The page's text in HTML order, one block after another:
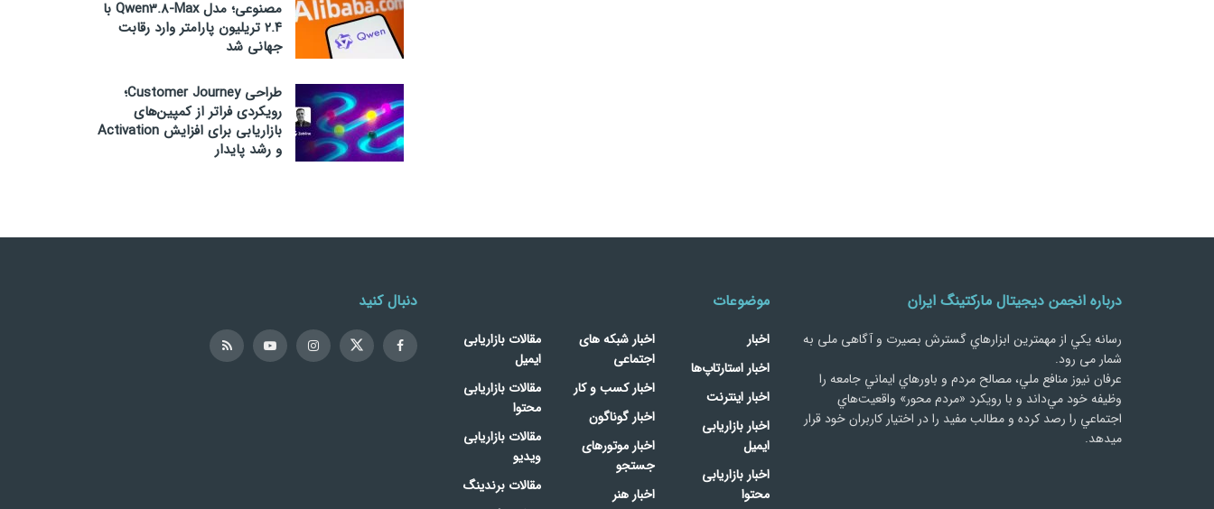
مصنوعی؛ مدل Qwen3.8-Max با
۲.۴ تریلیون پارامتر وارد رقابت
جهانی شد
طراحی Customer Journey؛
رویکردی فراتر از کمپین‌های
بازاریابی برای افزایش Activation
و رشد پایدار
درباره انجمن دیجیتال مارکتینگ ایران
رسانه يكي از مهمترین ابزارهاي گسترش بصیرت و آگاهی ملی به
شمار می رود.
عرفان نیوز منافع ملي، مصالح مردم و باورهاي ايماني جامعه را
وظيفه خود مي‌داند و با رويكرد «مردم‌ محور» واقعيت‌هاي
اجتماعي را رصد کرده و مطالب مفید را در اختیار کاربران خود قرار
میدهد.
موضوعات
اخبار
اخبار استارتاپ‌ها
اخبار اینترنت
اخبار بازاریابی
ایمیل
اخبار بازاریابی
محتوا
اخبار شبکه های
اجتماعی
اخبار کسب و کار
اخبار گوناگون
اخبار موتورهای
جستجو
اخبار هنر
مقالات بازاریابی
ایمیل
مقالات بازاریابی
محتوا
مقالات بازاریابی
ویدیو
مقالات برندینگ
دنبال کنید